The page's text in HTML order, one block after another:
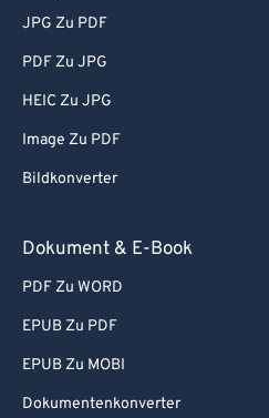
JPG Zu PDF
PDF Zu JPG
HEIC Zu JPG
Image Zu PDF
Bildkonverter
Dokument & E-Book
PDF Zu WORD
EPUB Zu PDF
EPUB Zu MOBI
Dokumentenkonverter